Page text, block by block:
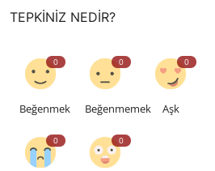
TEPKINIZ NEDIR?
0
Beğenmek
0
Beğenmemek
0
Aşk
0 0